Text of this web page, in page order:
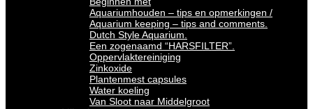
Aquariumhouden – tips en opmerkingen /
Aquarium keeping – tips and comments.
Dutch Style Aquarium.
Een zogenaamd “HARSFILTER”.
Oppervlaktereiniging
Zinkoxide
Plantenmest capsules
Water koeling
Van Sloot naar Middelgroot